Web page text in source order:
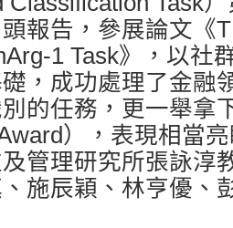
報告，參展論文《
1 Task》，以社
，成功處理了金融
的任務，更一舉拿
），表現相當
管理研究所張詠淳
施辰穎、林亨優、